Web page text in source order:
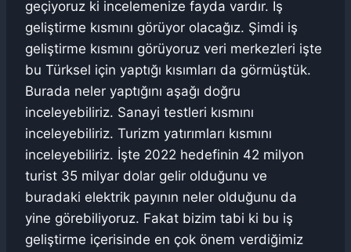
geçiyoruz ki incelemenize fayda vardır. İş
geliştirme kısmını görüyor olacağız. Şimdi iş
geliştirme kısmını görüyoruz veri merkezleri işte
bu Türksel için yaptığı kısımları da görmüştük.
Burada neler yaptığını aşağı doğru
inceleyebiliriz. Sanayi testleri kısmını
inceleyebiliriz. Turizm yatırımları kısmını
inceleyebiliriz. İşte 2022 hedefinin 42 milyon
turist 35 milyar dolar gelir olduğunu ve
buradaki elektrik payının neler olduğunu da
yine görebiliyoruz. Fakat bizim tabi ki bu iş
geliştirme içerisinde en çok önem verdiğimiz